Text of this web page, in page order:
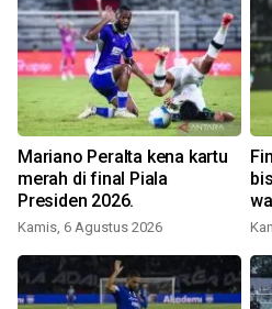
Mariano Peralta kena kartu
merah di final Piala
Presiden 2026.
Kamis, 6 Agustus 2026